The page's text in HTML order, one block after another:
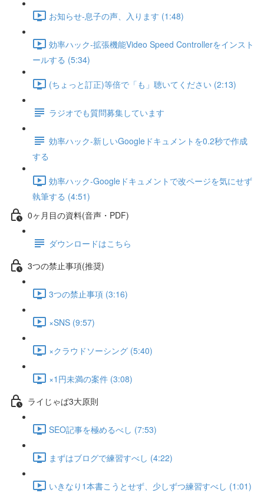
お知らせ-息子の声、入ります (1:48)
効率ハック-拡張機能Video Speed Controllerをインスト
ールする (5:34)
(ちょっと訂正)等倍で「も」聴いてください (2:13)
ラジオでも質問募集しています
効率ハック-新しいGoogleドキュメントを0.2秒で作成
する
効率ハック-Googleドキュメントで改ページを気にせず
執筆する (4:51)
0ヶ月目の資料(音声・PDF)
ダウンロードはこちら
3つの禁止事項(推奨)
3つの禁止事項 (3:16)
×SNS (9:57)
×クラウドソーシング (5:40)
×1円未満の案件 (3:08)
ライじゃぱ3大原則
SEO記事を極めるべし (7:53)
まずはブログで練習すべし (4:22)
いきなり1本書こうとせず、少しずつ練習すべし (1:01)